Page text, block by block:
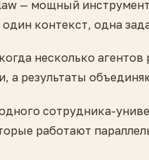
— мощный
один контекст, одна
несколько
а результаты
сотрудника-
работают